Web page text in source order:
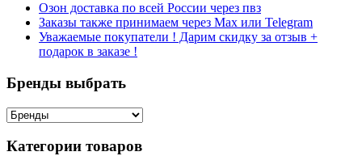
Озон доставка по всей России через пвз
Заказы также принимаем через Max или Telegram
Уважаемые покупатели ! Дарим скидку за отзыв +
подарок в заказе !
Бренды выбрать
Категории товаров